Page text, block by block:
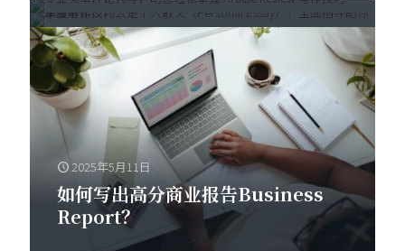
2025年5月11日
如何写出高分商业报告Business
Report？